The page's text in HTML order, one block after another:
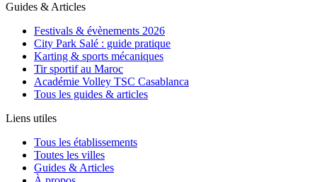
Guides & Articles
Festivals & évènements 2026
City Park Salé : guide pratique
Karting & sports mécaniques
Tir sportif au Maroc
Académie Volley TSC Casablanca
Tous les guides & articles
Liens utiles
Tous les établissements
Toutes les villes
Guides & Articles